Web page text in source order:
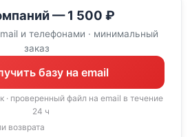
— 1 500 ₽
и телефонами · минимальный
заказ
базу на email
· проверенный файл на email в течение
24 ч
возврата